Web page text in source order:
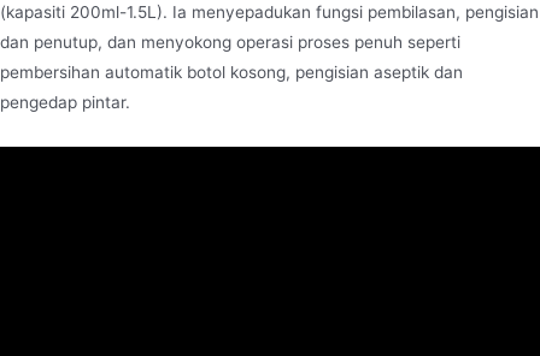
(kapasiti 200ml-1.5L). Ia menyepadukan fungsi pembilasan, pengisian
dan penutup, dan menyokong operasi proses penuh seperti
pembersihan automatik botol kosong, pengisian aseptik dan
pengedap pintar.